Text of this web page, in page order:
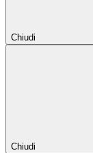
Chiudi
Chiudi